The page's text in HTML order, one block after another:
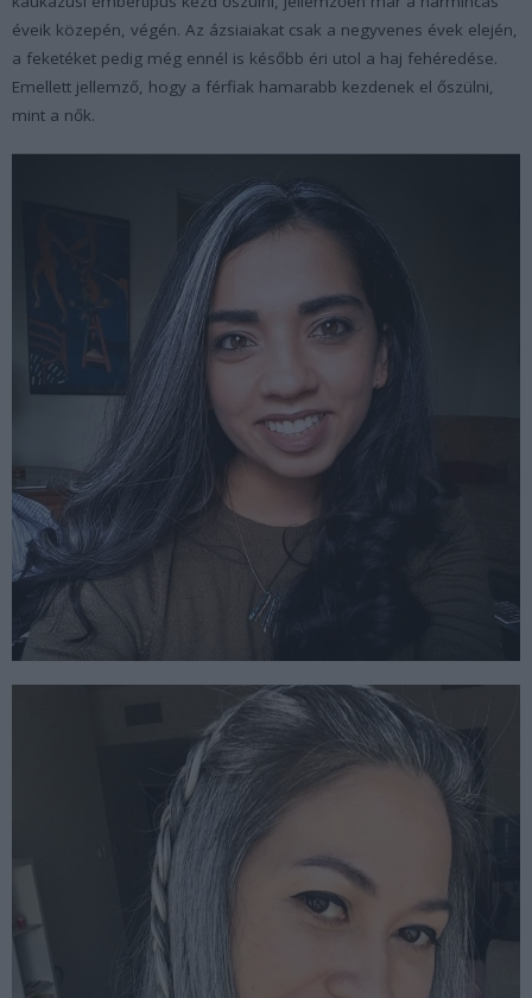
éveik közepén, végén. Az ázsiaiakat csak a negyvenes évek elején,
a feketéket pedig még ennél is később éri utol a haj fehéredése.
Emellett jellemző, hogy a férfiak hamarabb kezdenek el őszülni,
mint a nők.